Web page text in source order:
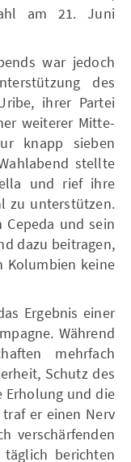
am 21. Juni
war jedoch
des
ihrer Partei
weiterer Mitte-
knapp sieben
stellte
und rief ihre
zu unterstützen.
Cepeda und sein
dazu beitragen,
Kolumbien keine
Ergebnis einer
Während
mehrfach
Schutz des
Erholung und die
er einen Nerv
verschärfenden
täglich berichten